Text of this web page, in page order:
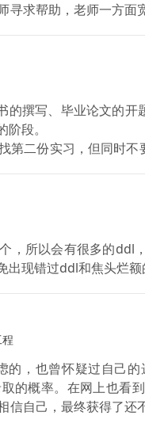
寻求帮助，老师一方
间和环境，没能顺利
提交了mme春季班的
的分析规划与材料准
撰写、毕业论文的
段。
第二份实习，但同时
，所以会有很多的ddl
现错过ddl和焦头烂额
，也曾怀疑过自己
的概率。在网上也看
信自己，最终获得了